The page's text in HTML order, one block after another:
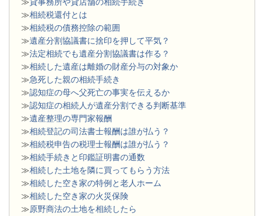
≫相続税還付とは
≫相続税の債務控除の範囲
≫遺産分割協議書に捨印を押して平気？
≫法定相続でも遺産分割協議書は作る？
≫相続した遺産は離婚の財産分与の対象か
≫急死した親の相続手続き
≫認知症の母へ父死亡の事実を伝えるか
≫認知症の相続人が遺産分割できる判断基準
≫遺産整理の専門家報酬
≫相続登記の司法書士報酬は誰が払う？
≫相続税申告の税理士報酬は誰が払う？
≫相続手続きと印鑑証明書の通数
≫相続した土地を隣に買ってもらう方法
≫相続した空き家の特例と老人ホーム
≫相続した空き家の火災保険
≫原野商法の土地を相続したら